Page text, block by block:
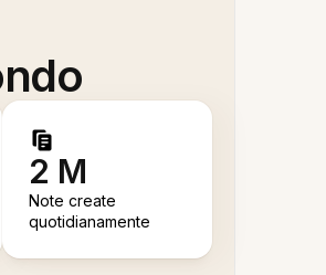
2 M
Note create
quotidianamente